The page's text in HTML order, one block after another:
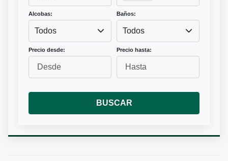
Alcobas:
Todos
Baños:
Todos
Precio desde: Precio hasta:
BUSCAR